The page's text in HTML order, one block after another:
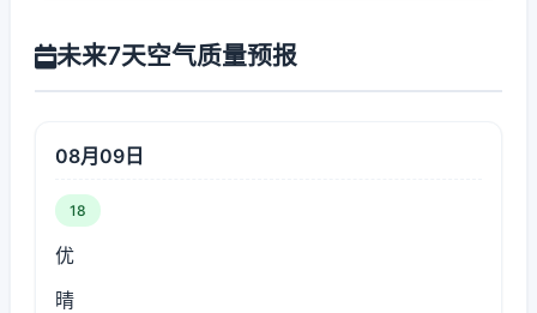
未来7天空气质量预报
08月09日
18
优
晴